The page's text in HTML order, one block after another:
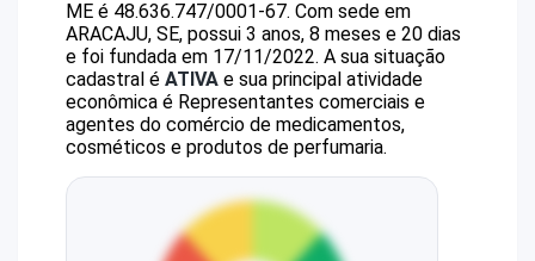
ME é 48.636.747/0001-67. Com sede em
ARACAJU, SE, possui 3 anos, 8 meses e 20 dias
e foi fundada em 17/11/2022. A sua situação
cadastral é ATIVA e sua principal atividade
econômica é Representantes comerciais e
agentes do comércio de medicamentos,
cosméticos e produtos de perfumaria.